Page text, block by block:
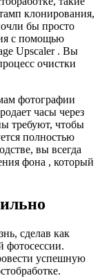
клонирования,
бы просто
с помощью
Upscaler . Вы
очистки
фотографии
часы через
требуют, чтобы
полностью
вы всегда
фона , который
сделав как
фотосессии.
успешную